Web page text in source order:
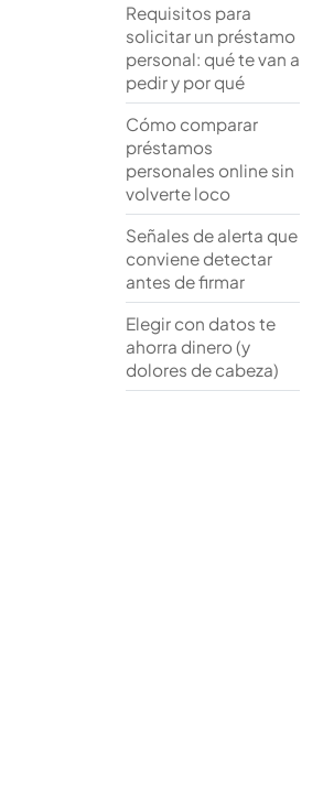
Requisitos para
solicitar un préstamo
personal: qué te van a
pedir y por qué
Cómo comparar
préstamos
personales online sin
volverte loco
Señales de alerta que
conviene detectar
antes de firmar
Elegir con datos te
ahorra dinero (y
dolores de cabeza)